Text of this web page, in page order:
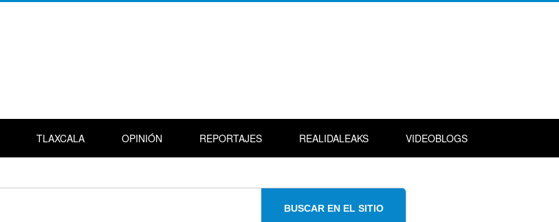
TLAXCALA OPINIÓN REPORTAJES REALIDALEAKS VIDEOBLOGS
BUSCAR EN EL SITIO